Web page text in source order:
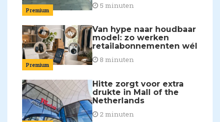
Premium
5 minuten
Premium
Van hype naar houdbaar
model: zo werken
retailabonnementen wél
8 minuten
Hitte zorgt voor extra
drukte in Mall of the
Netherlands
2 minuten